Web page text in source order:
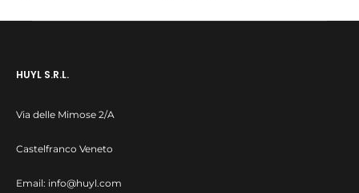
HUYL S.R.L.
Via delle Mimose 2/A
Castelfranco Veneto
Email: info@huyl.com